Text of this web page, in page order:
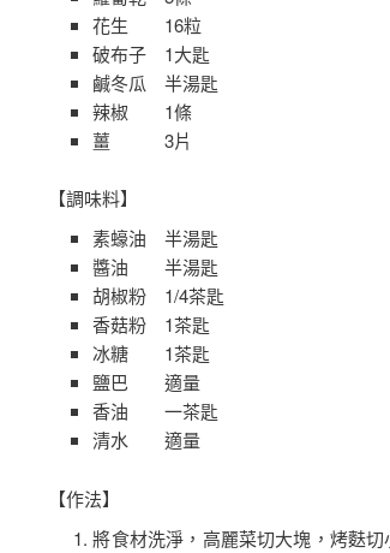
花生 16粒
破布子 1大匙
鹹冬瓜 半湯匙
辣椒 1條
薑 3片
【調味料】
素蠔油 半湯匙
醬油 半湯匙
胡椒粉 1/4茶匙
香菇粉 1茶匙
冰糖 1茶匙
鹽巴 適量
香油 一茶匙
清水 適量
【作法】
將食材洗淨，高麗菜切大塊，烤麩